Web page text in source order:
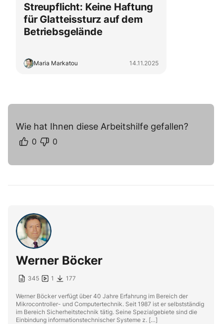
Streupflicht: Keine Haftung
für Glatteissturz auf dem
Betriebsgelände
Maria Markatou 14.11.2025
Wie hat Ihnen diese Arbeitshilfe gefallen?
0 0
Werner Böcker
345 1 177
Werner Böcker verfügt über 40 Jahre Erfahrung im Bereich der
Mikrocontroller- und Computertechnik. Seit 1987 ist er selbstständig
im Bereich Sicherheitstechnik tätig. Seine Spezialgebiete sind die
Einbindung informationstechnischer Systeme z. […]